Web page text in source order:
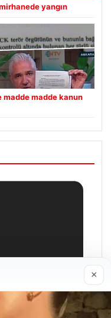
yangın
madde madde kanun
×